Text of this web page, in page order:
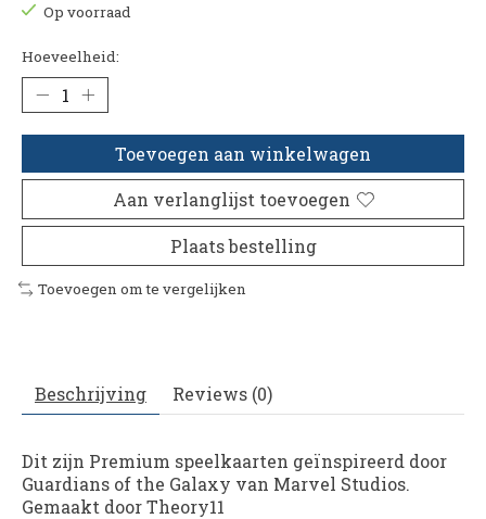
Op voorraad
Hoeveelheid:
Toevoegen aan winkelwagen
Aan verlanglijst toevoegen
Plaats bestelling
Toevoegen om te vergelijken
Beschrijving Reviews (0)
Dit zijn Premium speelkaarten geïnspireerd door
Guardians of the Galaxy van Marvel Studios.
Gemaakt door Theory11